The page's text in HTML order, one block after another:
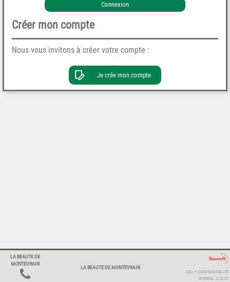
Connexion
Créer mon compte
Nous vous invitons à créer votre compte :
Je crée mon compte
LA BEAUTE DE
MONTEVRAIN
LA BEAUTE DE MONTEVRAIN
CGU - CONFIDENTIALITÉ
VERSION : 4.23.23